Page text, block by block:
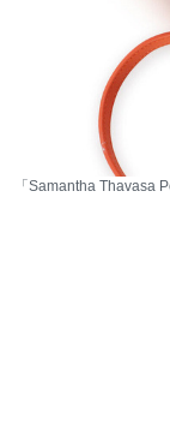
「Samantha Thavasa